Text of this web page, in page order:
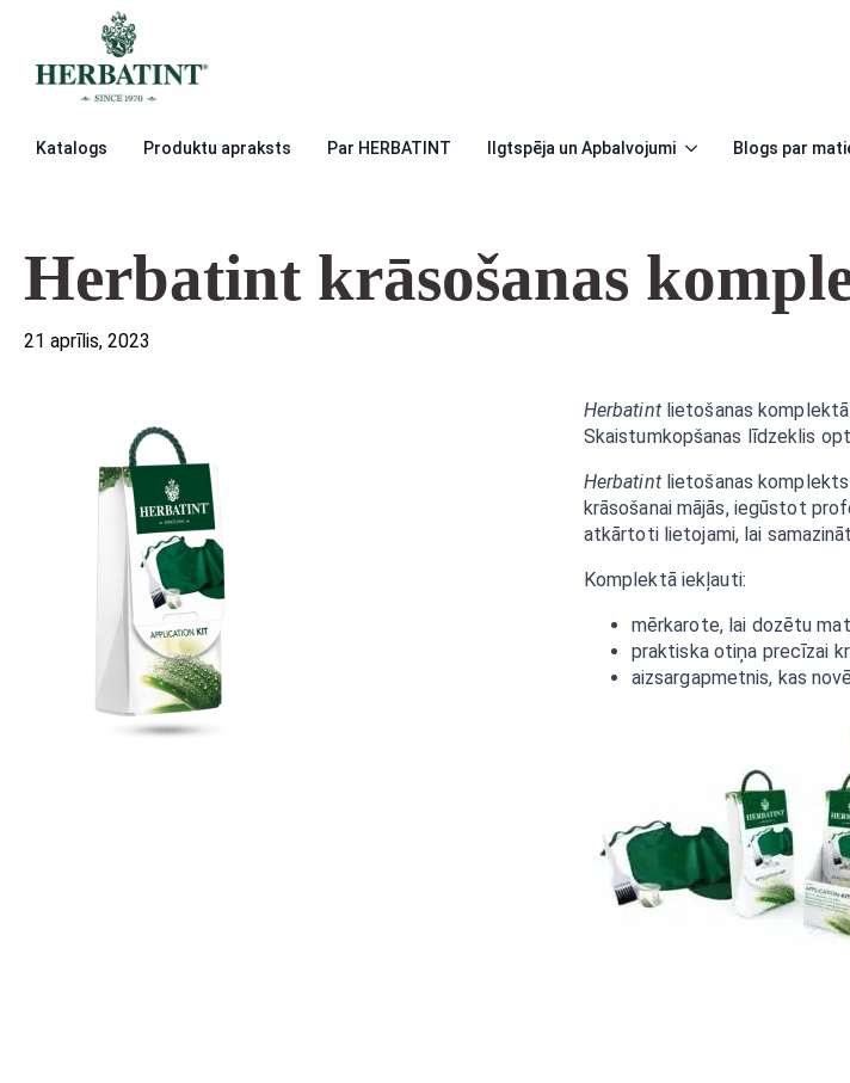
Katalogs Produktu apraksts Par HERBATINT Ilgtspēja un Apbalvojumi Blogs par
Herbatint krāsošanas
21 aprīlis, 2023
Herbatintlietošanas komplektā
Skaistumkopšanas līdzeklis
Herbatintlietošanas komplekts
krāsošanai mājās, iegūstot
atkārtoti lietojami, lai
Komplektā iekļauti:
mērkarote, lai dozētu
praktiska otiņa precīzai
aizsargapmetnis, kas